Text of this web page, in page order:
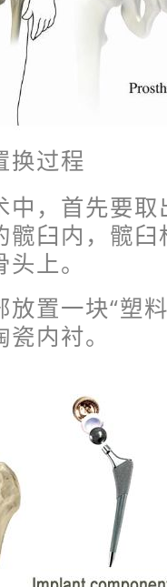
换过程
中，首先要
髋臼内，髋
上。
置一块“塑
内衬。